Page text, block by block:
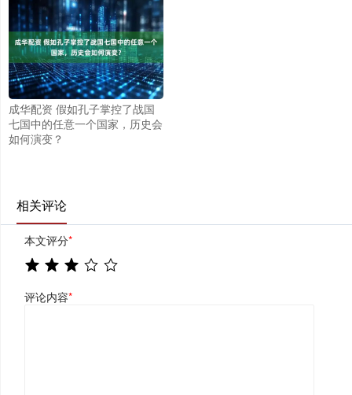
成华配资 假如孔子掌控了战国
七国中的任意一个国家，历史会
如何演变？
相关评论
本文评分*
评论内容*